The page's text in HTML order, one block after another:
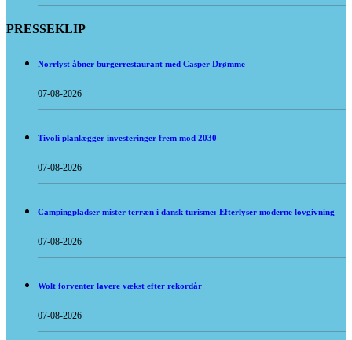
PRESSEKLIP
Norrlyst åbner burgerrestaurant med Casper Drømme
07-08-2026
Tivoli planlægger investeringer frem mod 2030
07-08-2026
Campingpladser mister terræn i dansk turisme: Efterlyser moderne lovgivning
07-08-2026
Wolt forventer lavere vækst efter rekordår
07-08-2026